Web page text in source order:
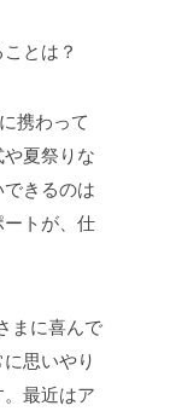
とは？
携わって
夏祭りな
きるのは
トが、仕
まに喜んで
思いやり
最近はア